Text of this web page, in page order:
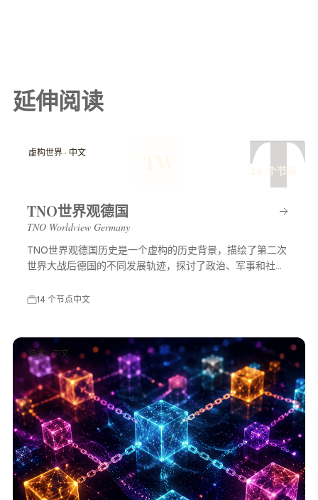
延伸阅读
T
虚构世界 · 中文
14 个节点
TNO世界观德国
TNO Worldview Germany
TNO世界观德国历史是一个虚构的历史背景，描绘了第二次
世界大战后德国的不同发展轨迹，探讨了政治、军事和社会
14 个节点中文
技术 · 中文